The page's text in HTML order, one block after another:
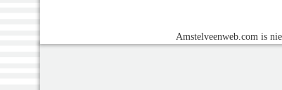
Amstelveenweb.com is